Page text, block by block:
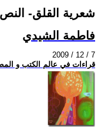
-شعرية القلق-
فاطمة الشيدي
2009 / 12 / 7
قراءات في عالم الكتب و